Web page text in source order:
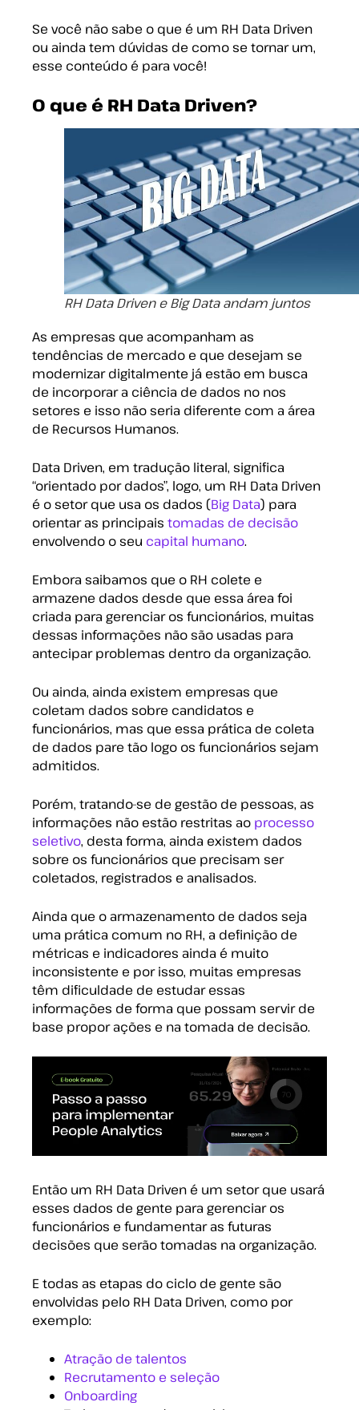
Se você não sabe o que é um RH Data Driven
ou ainda tem dúvidas de como se tornar um,
esse conteúdo é para você!
O que é RH Data Driven?
RH Data Driven e Big Data andam juntos
As empresas que acompanham as
tendências de mercado e que desejam se
modernizar digitalmente já estão em busca
de incorporar a ciência de dados no nos
setores e isso não seria diferente com a área
de Recursos Humanos.
Data Driven, em tradução literal, significa
“orientado por dados”, logo, um RH Data Driven
é o setor que usa os dados (Big Data) para
orientar as principais tomadas de decisão
envolvendo o seu capital humano.
Embora saibamos que o RH colete e
armazene dados desde que essa área foi
criada para gerenciar os funcionários, muitas
dessas informações não são usadas para
antecipar problemas dentro da organização.
Ou ainda, ainda existem empresas que
coletam dados sobre candidatos e
funcionários, mas que essa prática de coleta
de dados pare tão logo os funcionários sejam
admitidos.
Porém, tratando-se de gestão de pessoas, as
informações não estão restritas ao processo
seletivo, desta forma, ainda existem dados
sobre os funcionários que precisam ser
coletados, registrados e analisados.
Ainda que o armazenamento de dados seja
uma prática comum no RH, a definição de
métricas e indicadores ainda é muito
inconsistente e por isso, muitas empresas
têm dificuldade de estudar essas
informações de forma que possam servir de
base propor ações e na tomada de decisão.
Então um RH Data Driven é um setor que usará
esses dados de gente para gerenciar os
funcionários e fundamentar as futuras
decisões que serão tomadas na organização.
E todas as etapas do ciclo de gente são
envolvidas pelo RH Data Driven, como por
exemplo:
Atração de talentos
Recrutamento e seleção
Onboarding